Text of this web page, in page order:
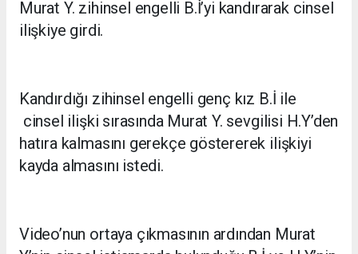
Murat Y. zihinsel engelli B.İ’yi kandırarak cinsel
ilişkiye girdi.
Kandırdığı zihinsel engelli genç kız B.İ ile
cinsel ilişki sırasında Murat Y. sevgilisi H.Y’den
hatıra kalmasını gerekçe göstererek ilişkiyi
kayda almasını istedi.
Video’nun ortaya çıkmasının ardından Murat